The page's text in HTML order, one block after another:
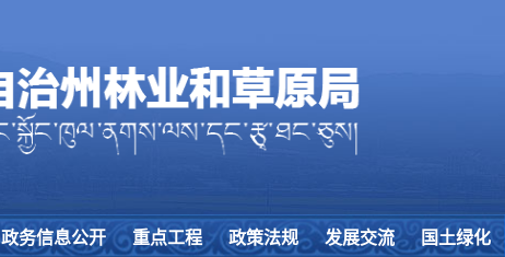
政务信息公开 重点工程 政策法规 发展交流 国土绿化